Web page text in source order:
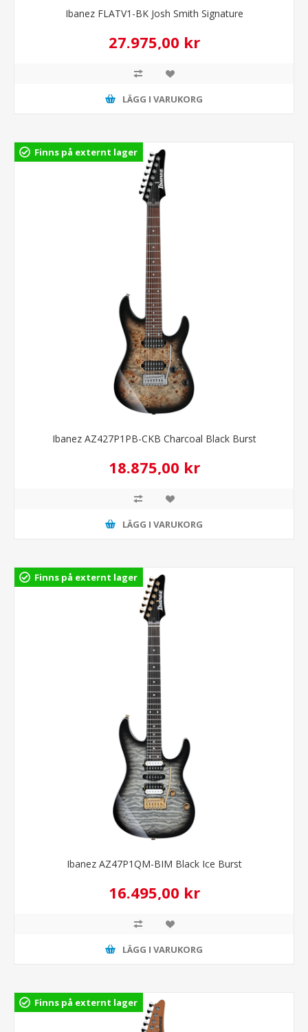
Ibanez FLATV1-BK Josh Smith Signature
27.975,00 kr
LÄGG I VARUKORG
Finns på externt lager
Ibanez AZ427P1PB-CKB Charcoal Black Burst
18.875,00 kr
LÄGG I VARUKORG
Finns på externt lager
Ibanez AZ47P1QM-BIM Black Ice Burst
16.495,00 kr
LÄGG I VARUKORG
Finns på externt lager